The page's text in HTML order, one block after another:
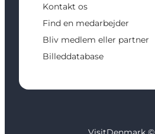
Kontakt os
Find en medarbejder
Bliv medlem eller partner
Billeddatabase